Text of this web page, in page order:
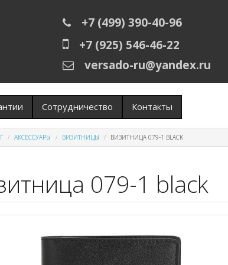
+7 (499) 390-40-96
+7 (925) 546-46-22
versado-ru@yandex.ru
Сотрудничество Контакты
АКСЕССУАРЫ ВИЗИТНИЦЫ ВИЗИТНИЦА 079-1 BLACK
079-1 black